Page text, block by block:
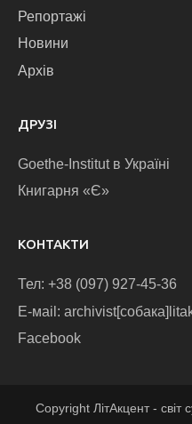
Репортажі
Новини
Архів
ДРУЗІ
Goethe-Institut в Україні
Книгарня «Є»
КОНТАКТИ
Тел: +38 (097) 927-45-36
E-маіl:
Facebook
Copyright ЛітАкцент - світ